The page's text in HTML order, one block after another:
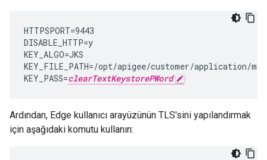
HTTPSPORT=9443
DISABLE_HTTP=y
KEY_ALGO=JKS
KEY_FILE_PATH=/opt/apigee/customer/application/
KEY_PASS=clearTextKeystorePWord
Ardından, Edge kullanıcı arayüzünün TLS'sini yapılandırmak
için aşağıdaki komutu kullanın: